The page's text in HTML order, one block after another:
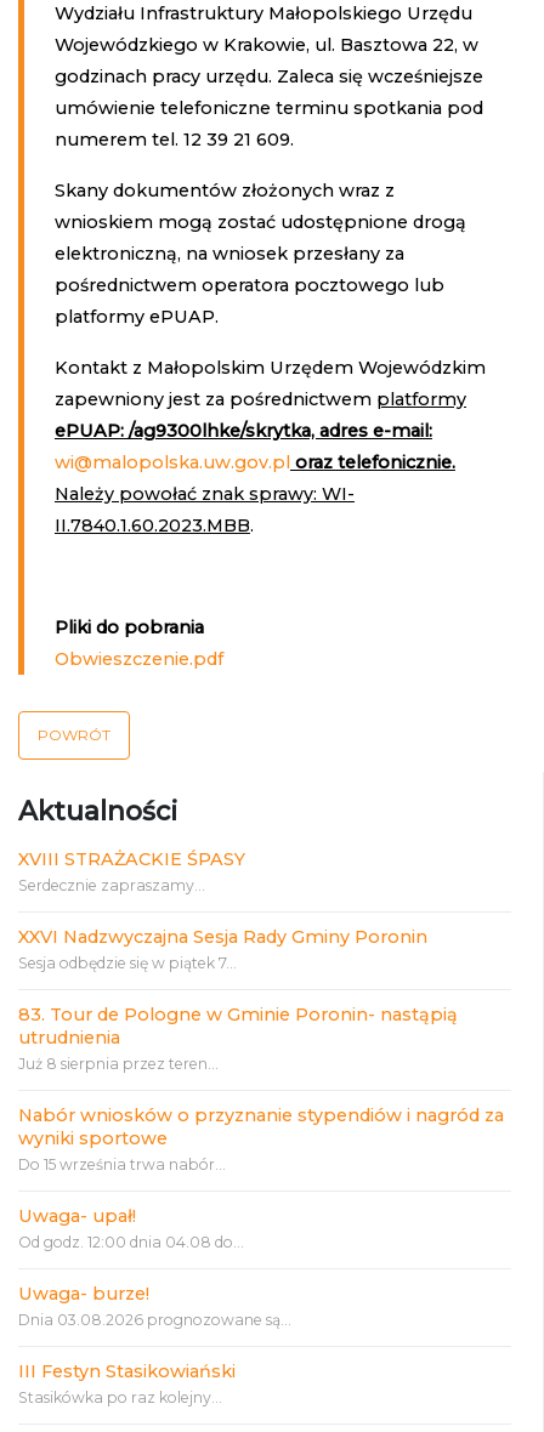
Aktualności
XVIII STRAŻACKIE ŚPASY
Serdecznie zapraszamy...
XXVI Nadzwyczajna Sesja Rady Gminy Poronin
Sesja odbędzie się w piątek 7...
83. Tour de Pologne w Gminie Poronin- nastąpią
utrudnienia
Już 8 sierpnia przez teren...
Nabór wniosków o przyznanie stypendiów i nagród za
wyniki sportowe
Do 15 września trwa nabór...
Uwaga- upał!
Od godz. 12:00 dnia 04.08 do...
Uwaga- burze!
Dnia 03.08.2026 prognozowane są...
III Festyn Stasikowiański
Stasikówka po raz kolejny...
Wydziału Infrastruktury Małopolskiego Urzędu
Wojewódzkiego w Krakowie, ul. Basztowa 22, w
godzinach pracy urzędu. Zaleca się wcześniejsze
umówienie telefoniczne terminu spotkania pod
numerem tel. 12 39 21 609.
Skany dokumentów złożonych wraz z
wnioskiem mogą zostać udostępnione drogą
elektroniczną, na wniosek przesłany za
pośrednictwem operatora pocztowego lub
platformy ePUAP.
Kontakt z Małopolskim Urzędem Wojewódzkim
zapewniony jest za pośrednictwem platformy
ePUAP: /ag9300lhke/skrytka, adres e-mail:
wi@malopolska.uw.gov.ploraz telefonicznie.
Należy powołać znak sprawy: WI-
II.7840.1.60.2023.MBB.
Pliki do pobrania
Obwieszczenie.pdf
POWRÓT